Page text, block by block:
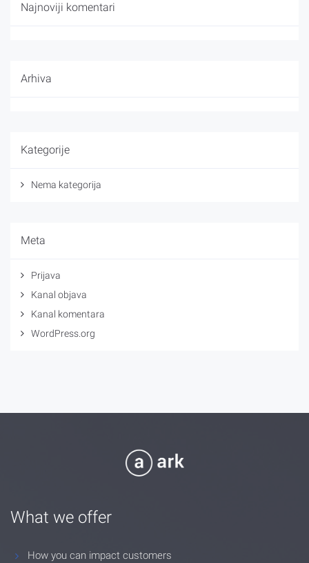
Najnoviji komentari
Arhiva
Kategorije
Nema kategorija
Meta
Prijava
Kanal objava
Kanal komentara
WordPress.org
What we offer
How you can impact customers